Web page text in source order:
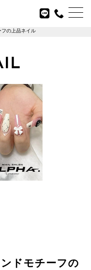

フの上品ネイル
ドモチーフの